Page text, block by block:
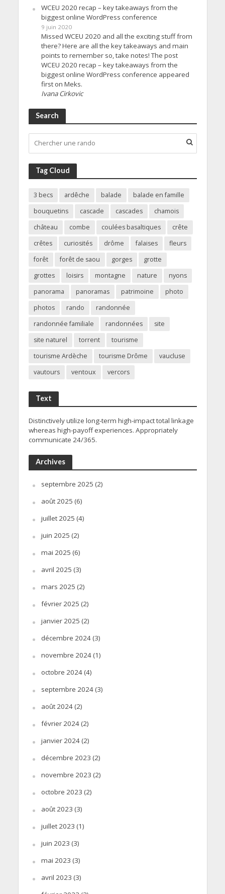
WCEU 2020 recap – key takeaways from the
biggest online WordPress conference
9 juin 2020
Missed WCEU 2020 and all the exciting stuff from
there? Here are all the key takeaways and main
points to remember so, take notes! The post
WCEU 2020 recap – key takeaways from the
biggest online WordPress conference appeared
first on Meks.
Ivana Cirkovic
Search
Tag Cloud
3 becs ardêche balade
balade en famille
bouquetins
cascade cascades
chamois
château
combe coulées basaltiques
crête
crêtes
curiosités drôme falaises
fleurs
forêt
forêt de saou gorges
grotte
grottes
loisirs montagne nature
nyons
panorama
panoramas patrimoine
photo
photos
rando
randonnée
randonnée familiale
randonnées
site
site naturel
torrent
tourisme
tourisme Ardèche
tourisme Drôme
vaucluse
vautours
ventoux vercors
Text
Distinctively utilize long-term high-impact total linkage
whereas high-payoff experiences. Appropriately
communicate 24/365.
Archives
septembre 2025 (2)
août 2025 (6)
juillet 2025 (4)
juin 2025 (2)
mai 2025 (6)
avril 2025 (3)
mars 2025 (2)
février 2025 (2)
janvier 2025 (2)
décembre 2024(3)
novembre 2024(1)
octobre 2024(4)
septembre 2024(3)
août 2024(2)
février 2024(2)
janvier 2024(2)
décembre 2023 (2)
novembre 2023 (2)
octobre 2023 (2)
août 2023 (3)
juillet 2023 (1)
juin 2023 (3)
mai 2023 (3)
avril 2023 (3)